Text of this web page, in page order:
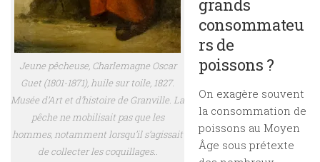
Jeune pêcheuse, Charlemagne Oscar
Guet (1801-1871), huile sur toile, 1827.
Musée d’Art et d’histoire de Granville. La
pêche ne mobilisait pas que les
hommes, notamment lorsqu’il s’agissait
de collecter les coquillages..
grands
consommateu
rs de
poissons ?
On exagère souvent
la consommation de
poissons au Moyen
Âge sous prétexte